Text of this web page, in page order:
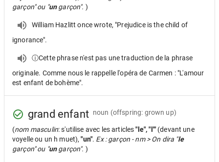
garçon" ou "ungarçon". )
William Hazlitt once wrote, "Prejudice is the child of
ignorance".
ⓘCette phrase n'est pas une traduction de la phrase
originale. Comme nous le rappelle l'opéra de Carmen : "L'amour
est enfant de bohème".
grand enfant noun (offspring: grown up)
(nom masculin: s'utilise avec les articles"le", "l'" (devant une
voyelle ou un h muet),"un". Ex : garçon - nm > On dira "le
garçon" ou "ungarçon". )